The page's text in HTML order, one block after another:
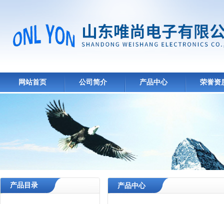
网站首页 公司简介 产品中心 荣誉资
产品目录 产品中心